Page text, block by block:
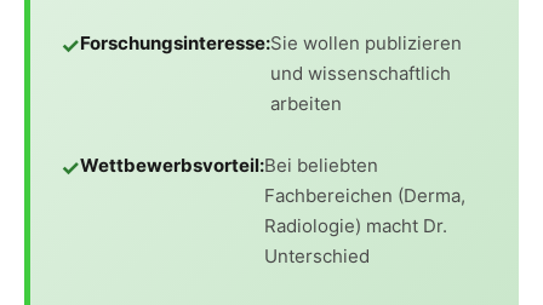
Forschungsinteresse:Sie wollen publizieren
und wissenschaftlich
arbeiten
Wettbewerbsvorteil:Bei beliebten
Fachbereichen (Derma,
Radiologie) macht Dr.
Unterschied